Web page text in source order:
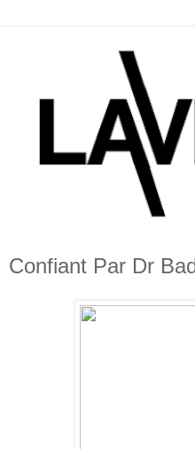
Confiant Par Dr